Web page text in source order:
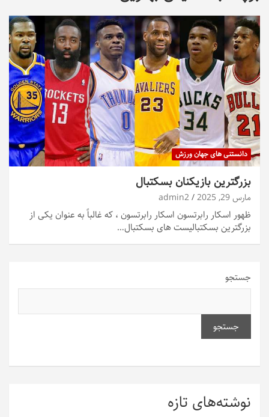
دانستنی های جهان ورزش
بزرگترین بازیکنان بسکتبال
مارس 29, 2025 admin2
ظهور اسکار رابرتسون اسکار رابرتسون ، که غالباً به عنوان یکی از
بزرگترین بسکتبالیست های بسکتبال…
جستجو
جستجو
نوشته‌های تازه